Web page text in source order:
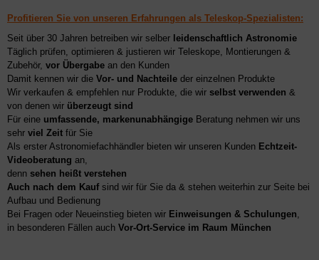
Profitieren Sie von unseren Erfahrungen als Teleskop-Spezialisten:
Seit über 30 Jahren betreiben wir selber leidenschaftlich Astronomie
Täglich prüfen, optimieren & justieren wir Teleskope, Montierungen &
Zubehör, vor Übergabe an den Kunden
Damit kennen wir die Vor- und Nachteile der einzelnen Produkte
Wir verkaufen & empfehlen nur Produkte, die wir selbst verwenden &
von denen wir überzeugt sind
Für eine umfassende, markenunabhängige Beratung nehmen wir uns
sehr viel Zeit für Sie
Als erster Astronomiefachhändler bieten wir unseren Kunden Echtzeit-
Videoberatung an,
denn sehen heißt verstehen
Auch nach dem Kaufsind wir für Sie da & stehen weiterhin zur Seite bei
Aufbau und Bedienung
Bei Fragen oder Neueinstieg bieten wir Einweisungen & Schulungen
in besonderen Fällen auch Vor-Ort-Service im Raum München